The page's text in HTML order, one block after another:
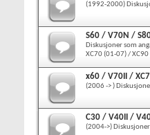
(1992-2000)
S60 / V70N /
Diskusjoner som
XC70 (01-07) /
x60 / V70II /
(2006 -> )
C30 / V40II /
(2004->)